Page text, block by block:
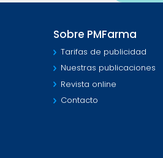
Sobre PMFarma
Tarifas de publicidad
Nuestras publicaciones
Revista online
Contacto